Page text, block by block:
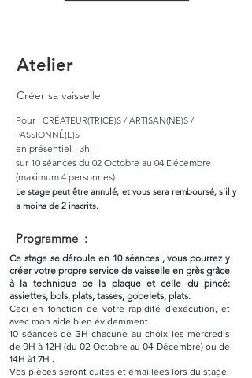
Atelier
Créer sa vaisselle
Pour : CRÉATEUR(TRICE)S / ARTISAN(NE)S /
PASSIONNÉ(E)S
en présentiel - 3h -
sur 10 séances du 02 Octobre au 04 Décembre
(maximum 4 personnes)
Le stage peut être annulé, et vous sera remboursé, s'il y
a moins de 2 inscrits.
Programme :
Ce stage se déroule en 10 séances , vous pourrez y
créer votre propre service de vaisselle en grès grâce
à la technique de la plaque et celle du pincé:
assiettes, bols, plats, tasses, gobelets, plats.
Ceci en fonction de votre rapidité d'exécution, et
avec mon aide bien évidemment.
10 séances de 3H chacune au choix les mercredis
de 9H à 12H (du 02 Octobre au 04 Décembre) ou de
14H à1 7H .
Vos pièces seront cuites et émaillées lors du stage.